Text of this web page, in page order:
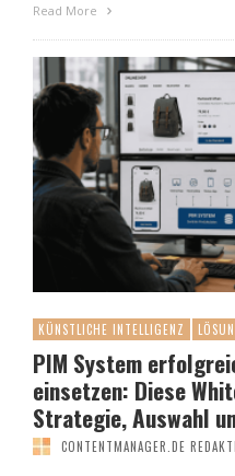
Read More
KÜNSTLICHE INTELLIGENZ
PIM System
einsetzen: Diese
Strategie, Auswahl
CONTENTMANAGER.DE